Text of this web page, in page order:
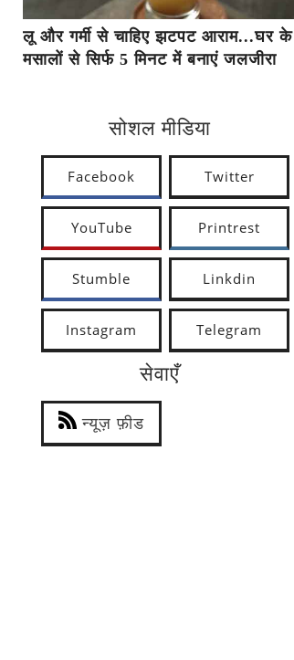
लू और गर्मी से चाहिए झटपट आराम...घर के
मसालों से सिर्फ 5 मिनट में बनाएं जलजीरा
सोशल मीडिया
Facebook Twitter
YouTube Printrest
Stumble Linkdin
Instagram Telegram
सेवाएँ
न्यूज़ फ़ीड